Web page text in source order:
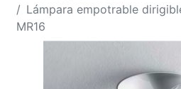
Lámpara empotrable
MR16